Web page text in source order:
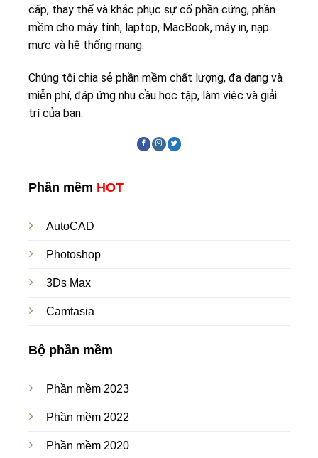
cấp, thay thế và khắc phục sự cố phần cứng, phần
mềm cho máy tính, laptop, MacBook, máy in, nạp
mực và hệ thống mạng.
Chúng tôi chia sẻ phần mềm chất lượng, đa dạng và
miễn phí, đáp ứng nhu cầu học tập, làm việc và giải
trí của bạn.
Phần mềm HOT
AutoCAD
Photoshop
3Ds Max
Camtasia
Bộ phần mềm
Phần mềm 2023
Phần mềm 2022
Phần mềm 2020